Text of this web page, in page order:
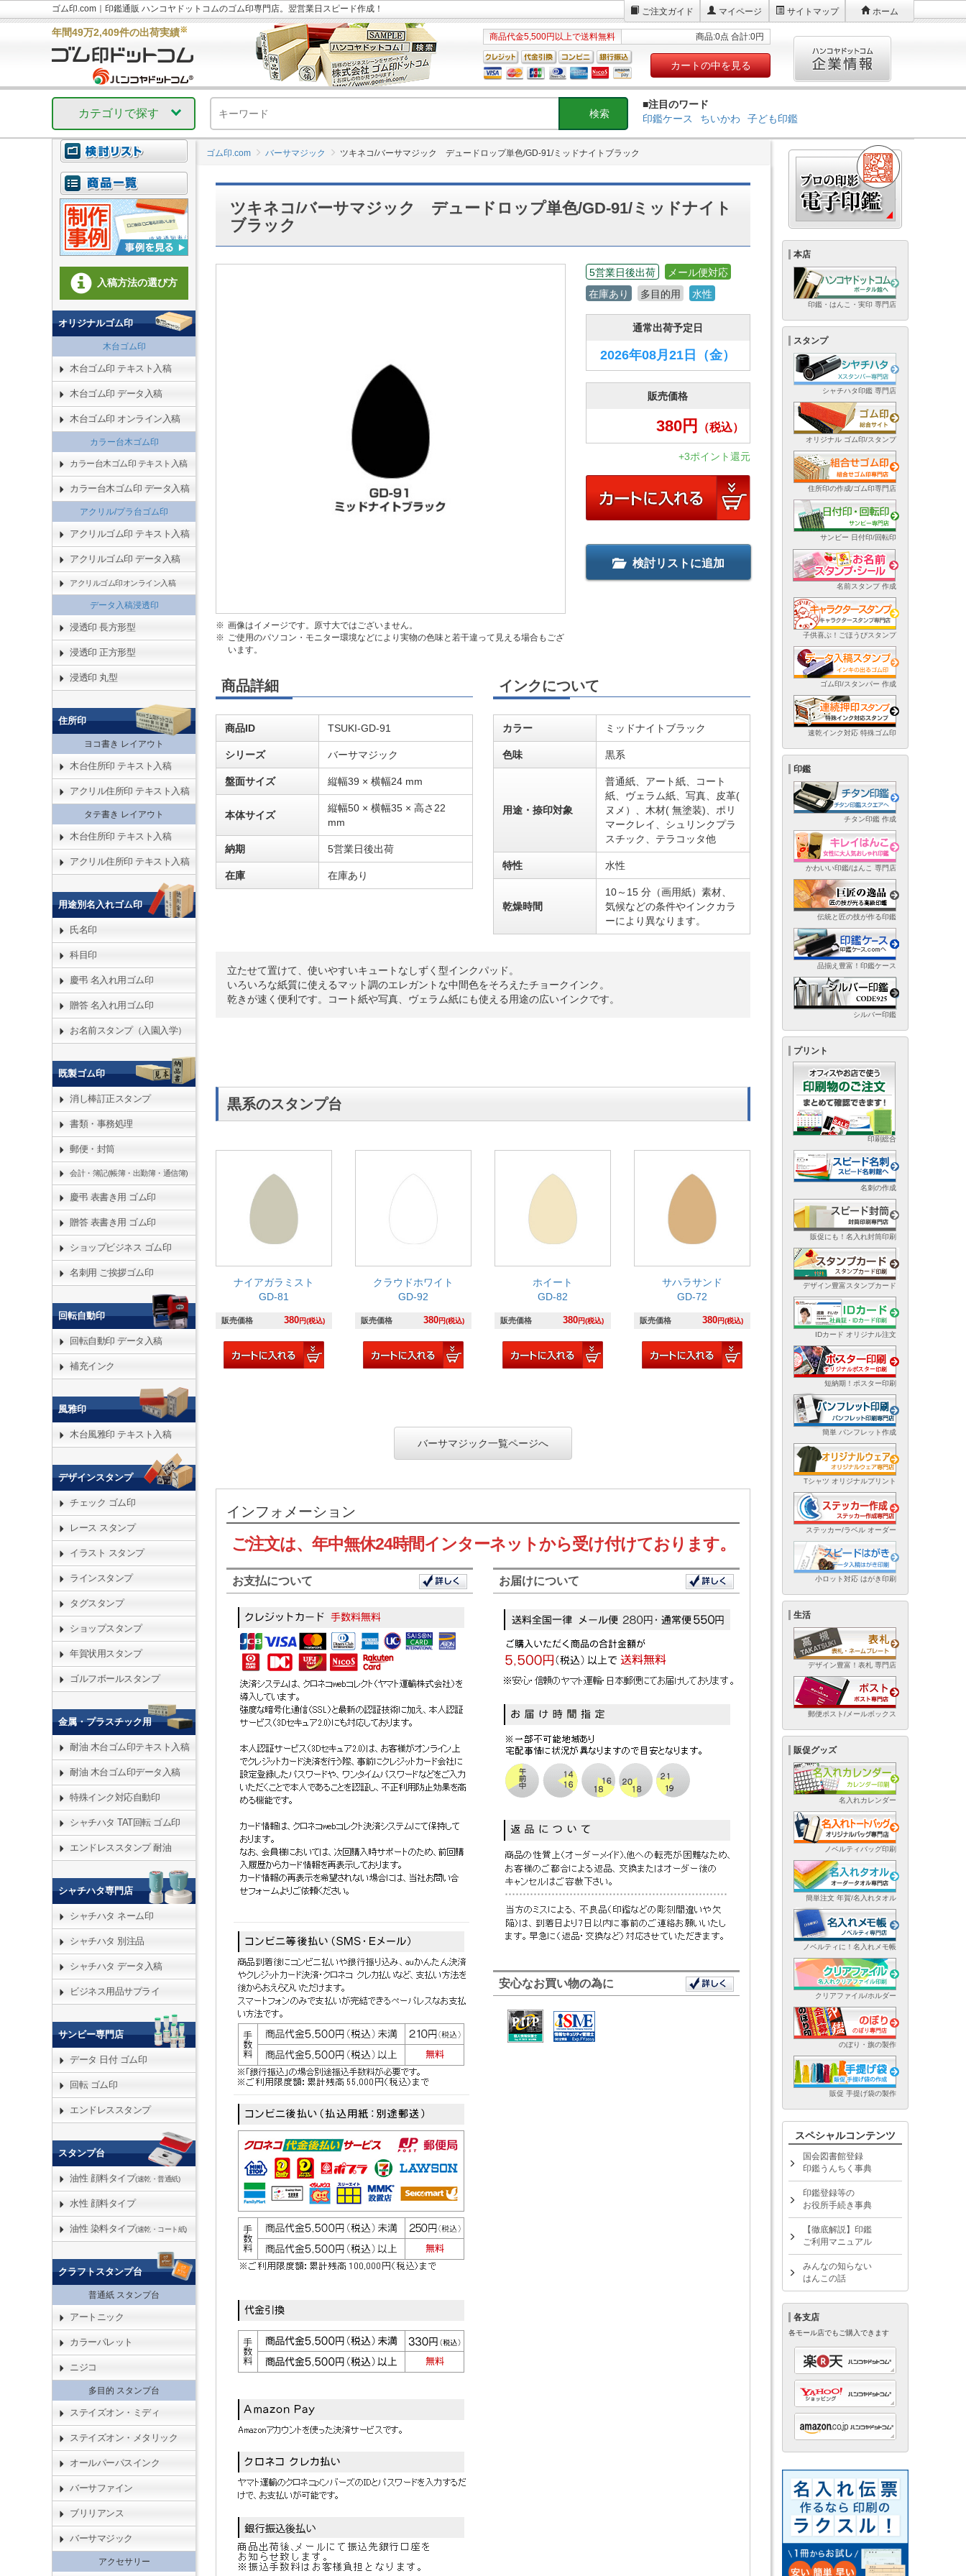
ゴム印.com｜印鑑通販 ハンコヤドットコムのゴム印専門店。翌営業日スピード作成！ ご注文ガイド マイページ サイトマップ ホーム
年間49万2,409件の出荷実績※
商品代金5,500円以上で送料無料 商品:0点 合計:0円
カートの中を見る
カテゴリで探す
■注目のワード
印鑑ケース
ちいかわ 子ども印鑑
ゴム印.com バーサマジック ツキネコ/バーサマジック デュードロップ単色/GD-91/ミッドナイトブラック
ツキネコ/バーサマジック デュードロップ単色/GD-91/ミッドナイト
ブラック
画像はイメージです。原寸大ではございません。
ご使用のパソコン・モニター環境などにより実物の色味と若干違って見える場合もござ
います。
5営業日後出荷
メール便対応
在庫あり
多目的用 水性
通常出荷予定日
2026年08月21日 （金）
販売価格
380円 （税込）
+3ポイント還元
検討リストに追加
商品詳細
商品ID TSUKI-GD-91
シリーズ バーサマジック
盤面サイズ 縦幅39 × 横幅24 mm
本体サイズ
縦幅50 × 横幅35 × 高さ22
mm
納期 5営業日後出荷
在庫 在庫あり
インクについて
カラー ミッドナイトブラック
色味 黒系
用途・捺印対象
普通紙、アート紙、コート
紙、ヴェラム紙、写真、皮革(
ヌメ）、木材( 無塗装)、ポリ
マークレイ、シュリンクプラ
スチック、テラコッタ他
特性 水性
乾燥時間
10～15 分（画用紙）素材、
気候などの条件やインクカラ
ーにより異なります。
立たせて置けて、使いやすいキュートなしずく型インクパッド。
いろいろな紙質に使えるマット調のエレガントな中間色をそろえたチョークインク。
乾きが速く便利です。コート紙や写真、ヴェラム紙にも使える用途の広いインクです。
黒系のスタンプ台
ナイアガラミスト
GD-81
販売価格 380円(税込)
クラウドホワイト
GD-92
販売価格 380円(税込)
ホイート
GD-82
販売価格 380円(税込)
サハラサンド
GD-72
販売価格 380円(税込)
バーサマジック一覧ページへ
インフォメーション
ご注文は、年中無休24時間インターネットから受け付けております。
お支払について お届けについて
安心なお買い物の為に
入稿方法の選び方
オリジナルゴム印
木台ゴム印
木台ゴム印 テキスト入稿
木台ゴム印 データ入稿
木台ゴム印 オンライン入稿
カラー台木ゴム印
カラー台木ゴム印 テキスト入稿
カラー台木ゴム印 データ入稿
アクリル/プラ台ゴム印
アクリルゴム印 テキスト入稿
アクリルゴム印 データ入稿
アクリルゴム印オンライン入稿
データ入稿浸透印
浸透印 長方形型
浸透印 正方形型
浸透印 丸型
住所印
ヨコ書き レイアウト
木台住所印 テキスト入稿
アクリル住所印 テキスト入稿
タテ書き レイアウト
木台住所印 テキスト入稿
アクリル住所印 テキスト入稿
用途別名入れゴム印
氏名印
科目印
慶弔 名入れ用ゴム印
贈答 名入れ用ゴム印
お名前スタンプ（入園入学）
既製ゴム印
消し棒訂正スタンプ
書類・事務処理
郵便・封筒
会計・簿記(帳簿・出勤簿・通信簿)
慶弔 表書き用 ゴム印
贈答 表書き用 ゴム印
ショップビジネス ゴム印
名刺用 ご挨拶ゴム印
回転自動印
回転自動印 データ入稿
補充インク
風雅印
木台風雅印 テキスト入稿
デザインスタンプ
チェック ゴム印
レース スタンプ
イラスト スタンプ
ラインスタンプ
タグスタンプ
ショップスタンプ
年賀状用スタンプ
ゴルフボールスタンプ
金属・プラスチック用
耐油 木台ゴム印テキスト入稿
耐油 木台ゴム印データ入稿
特殊インク対応自動印
シャチハタ TAT回転 ゴム印
エンドレススタンプ 耐油
シャチハタ専門店
シャチハタ ネーム印
シャチハタ 別注品
シャチハタ データ入稿
ビジネス用品サプライ
サンビー専門店
データ 日付 ゴム印
回転 ゴム印
エンドレススタンプ
スタンプ台
油性 顔料タイプ(速乾・普通紙)
水性 顔料タイプ
油性 染料タイプ(速乾・コート紙)
クラフトスタンプ台
普通紙 スタンプ台
アートニック
カラーパレット
ニジコ
多目的 スタンプ台
ステイズオン・ミディ
ステイズオン・メタリック
オールパーパスインク
バーサファイン
ブリリアンス
バーサマジック
アクセサリー
本店
印鑑・はんこ・実印 専門店
スタンプ
シャチハタ印鑑 専門店
オリジナル ゴム印/スタンプ
住所印の作成/ゴム印専門店
サンビー 日付印/回転印
名前スタンプ 作成
子供喜ぶ！ごほうびスタンプ
ゴム印/スタンパー 作成
速乾インク対応 特殊ゴム印
印鑑
チタン印鑑 作成
かわいい印鑑/はんこ 専門店
伝統と匠の技が作る印鑑
品揃え豊富！印鑑ケース
シルバー印鑑
プリント
印刷総合
名刺の作成
販促にも！名入れ封筒印刷
デザイン豊富スタンプカード
IDカード オリジナル注文
短納期！ポスター印刷
簡単 パンフレット作成
Tシャツ オリジナルプリント
ステッカー/ラベル オーダー
小ロット対応 はがき印刷
生活
デザイン豊富！表札 専門店
郵便ポスト/メールボックス
販促グッズ
名入れカレンダー
ノベルティバッグ印刷
簡単注文 年賀/名入れタオル
ノベルティに！名入れメモ帳
クリアファイル/ホルダー
のぼり・旗の製作
販促 手提げ袋の製作
スペシャルコンテンツ
国会図書館登録
印鑑うんちく事典
印鑑登録等の
お役所手続き事典
【徹底解説】印鑑
ご利用マニュアル
みんなの知らない
はんこの話
各支店
各モール店でもご購入できます